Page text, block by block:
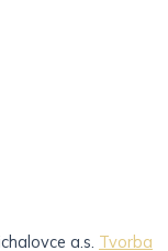
a.s. Tvorba